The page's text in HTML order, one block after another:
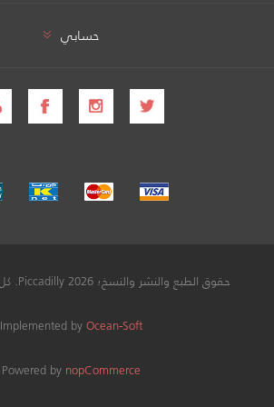
حسابي
حقوق الطبع والنشر والنسخ؛ 2026 Piccadilly. كل الحقوق محفوظة.
Implemented byOcean-Soft
Powered by nopCommerce